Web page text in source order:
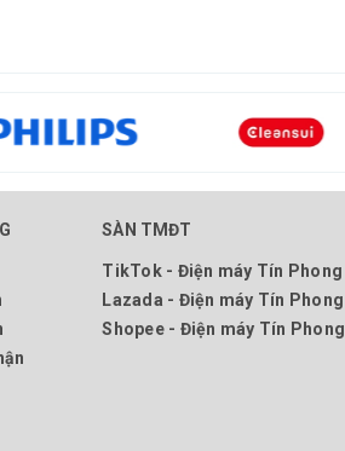
SÀN TMĐT
TikTok - Điện máy Tín Phong
Lazada - Điện máy Tín Phong
Shopee - Điện máy Tín Phong